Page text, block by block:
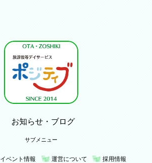
お知らせ・ブログ
サブメニュー
イベント情報 運営について
採用情報